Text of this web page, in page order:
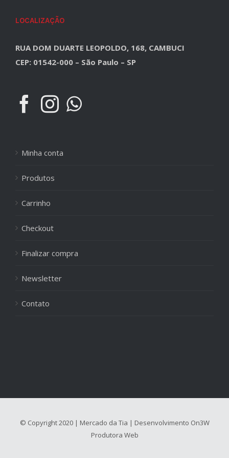
LOCALIZAÇÃO
RUA DOM DUARTE LEOPOLDO, 168, CAMBUCI
CEP: 01542-000 – São Paulo – SP
Minha conta
Produtos
Carrinho
Checkout
Finalizar compra
Newsletter
Contato
© Copyright 2020 | Mercado da Tia | Desenvolvimento On3W
Produtora Web